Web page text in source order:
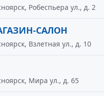
Робеспьера ул., д. 2
САЛОН
Взлетная ул., д. 10
Мира ул., д. 65